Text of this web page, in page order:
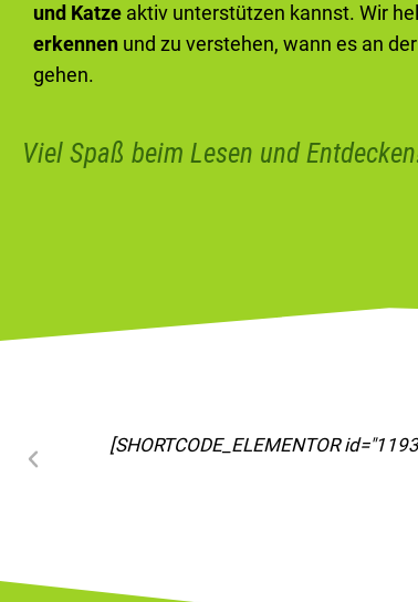
und Katze aktiv unterstützen kannst. Wir
erkennen und zu verstehen, wann es an
gehen.
Viel Spaß beim Lesen und
[SHORTCODE_ELEMENTOR